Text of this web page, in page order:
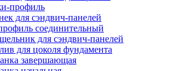
профиль
для сэндвич-панелей
соединительный
для сэндвич-панелей
для цоколя фундамента
завершающая